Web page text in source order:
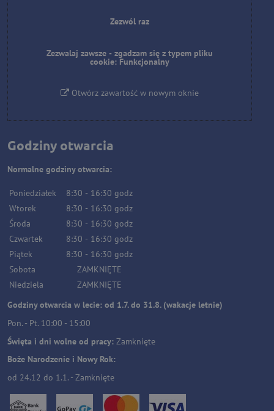
Zezwól raz
Zezwalaj zawsze - zgadzam się z typem pliku
cookie: Funkcjonalny
Otwórz zawartość w nowym oknie
Godziny otwarcia
Normalne godziny otwarcia:
Poniedziałek 8:30 - 16:30 godz
Wtorek
8:30 - 16:30 godz
Środa
8:30 - 16:30 godz
Czwartek
8:30 - 16:30 godz
Piątek
8:30 - 16:30 godz
Sobota
ZAMKNIĘTE
Niedziela
ZAMKNIĘTE
Godziny otwarcia w lecie: od 1.7. do 31.8. (wakacje letnie)
Pon. - Pt. 10:00 - 15:00
Święta i dni wolne od pracy: Zamknięte
Boże Narodzenie i Nowy Rok:
od 24.12 do 1.1. - Zamknięte